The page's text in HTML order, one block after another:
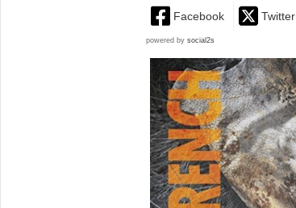
Facebook Twitter
powered by social2s